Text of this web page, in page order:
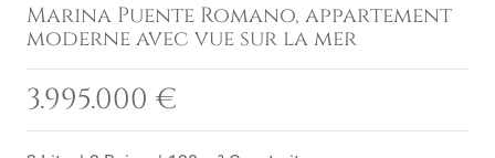
Marina Puente Romano, appartement
moderne avec vue sur la mer
3.995.000 €